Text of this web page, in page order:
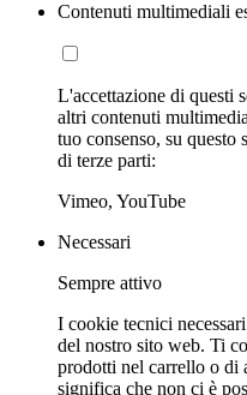
Contenuti multimediali
L'accettazione di questi
altri contenuti
tuo consenso, su
di terze parti:
Vimeo, YouTube
Necessari
Sempre attivo
I cookie tecnici
del nostro sito web. Ti
prodotti nel carrello o di
significa che non ci è